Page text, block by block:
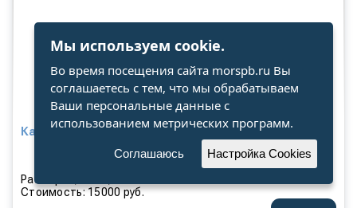
Карта «Судостроение России» 2025 г.
Размер: 1,58 * 1,16 м
Стоимость: 15000 руб.
Мы используем cookie.
Во время посещения сайта morspb.ru Вы
соглашаетесь с тем, что мы обрабатываем
Ваши персональные данные с
использованием метрических программ.
Соглашаюсь Настройка Cookies